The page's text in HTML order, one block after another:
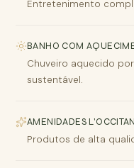
Entretenimento
BANHO COM
Chuveiro aquecido
sustentável.
AMENIDADES
Produtos de alta